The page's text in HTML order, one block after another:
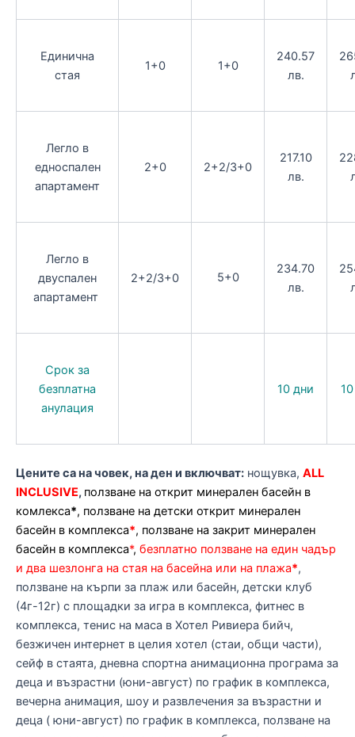
Единична
стая
1+0 1+0
240.57
лв.
Легло в
едноспален
апартамент
2+0 2+2/3+0
217.10
лв.
Легло в
двуспален
апартамент
2+2/3+0 5+0
234.70
лв.
Срок за
безплатна
анулация
10 дни
Цените са на човек, на ден и включват: нощувка, ALL
INCLUSIVE, ползване на открит минерален басейн в
комлекса*, ползване на детски открит минерален
басейн в комплекса*, ползване на закрит минерален
басейн в комплекса*, безплатно ползване на един чадър
и два шезлонга на стая на басейна или на плажа*,
ползване на кърпи за плаж или басейн, детски клуб
(4г-12г) с площадки за игра в комплекса, фитнес в
комплекса, тенис на маса в Хотел Ривиера бийч,
безжичен интернет в целия хотел (стаи, общи части),
сейф в стаята, дневна спортна анимационна програма за
деца и възрастни (юни-август) по график в комплекса,
вечерна анимация, шоу и развлечения за възрастни и
деца ( юни-август) по график в комплекса, ползване на